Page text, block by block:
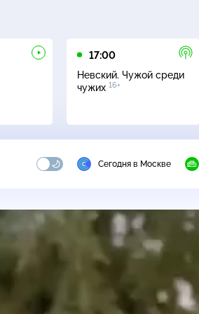
17:00
Невский. Чужой среди
чужих 16+
Сегодня в Москве